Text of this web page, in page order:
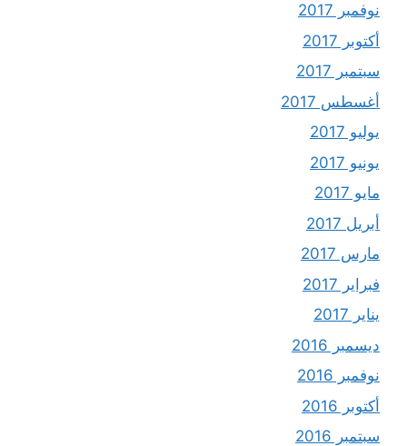
نوفمبر 2017
أكتوبر 2017
سبتمبر 2017
أغسطس 2017
يوليو 2017
يونيو 2017
مايو 2017
أبريل 2017
مارس 2017
فبراير 2017
يناير 2017
ديسمبر 2016
نوفمبر 2016
أكتوبر 2016
سبتمبر 2016